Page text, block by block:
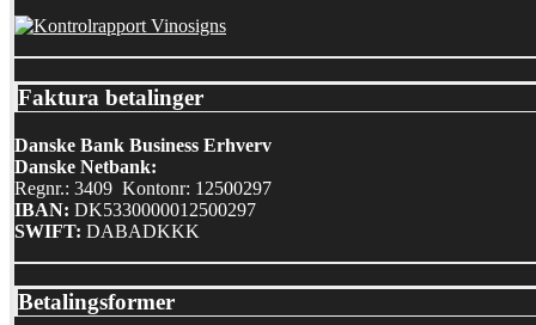
Faktura betalinger
Danske Bank Business Erhverv
Danske Netbank:
Regnr.: 3409 Kontonr: 12500297
IBAN: DK5330000012500297
SWIFT: DABADKKK
Betalingsformer